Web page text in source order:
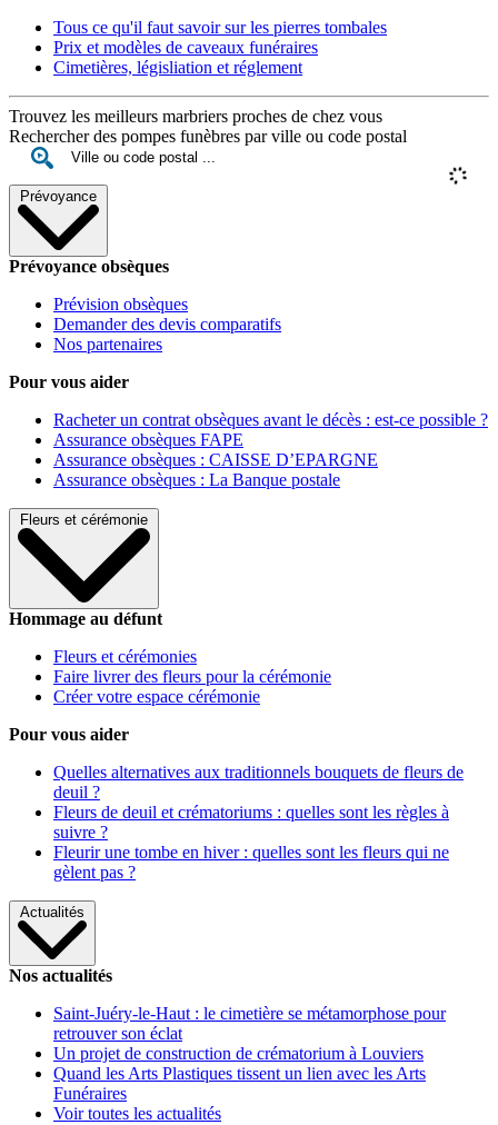
Tous ce qu'il faut savoir sur les pierres tombales
Prix et modèles de caveaux funéraires
Cimetières, législiation et réglement
Trouvez les meilleurs marbriers proches de chez vous
Rechercher des pompes funèbres par ville ou code postal
Prévoyance
Prévoyance obsèques
Prévision obsèques
Demander des devis comparatifs
Nos partenaires
Pour vous aider
Racheter un contrat obsèques avant le décès : est-ce possible ?
Assurance obsèques FAPE
Assurance obsèques : CAISSE D’EPARGNE
Assurance obsèques : La Banque postale
Fleurs et cérémonie
Hommage au défunt
Fleurs et cérémonies
Faire livrer des fleurs pour la cérémonie
Créer votre espace cérémonie
Pour vous aider
Quelles alternatives aux traditionnels bouquets de fleurs de
deuil ?
Fleurs de deuil et crématoriums : quelles sont les règles à
suivre ?
Fleurir une tombe en hiver : quelles sont les fleurs qui ne
gèlent pas ?
Actualités
Nos actualités
Saint-Juéry-le-Haut : le cimetière se métamorphose pour
retrouver son éclat
Un projet de construction de crématorium à Louviers
Quand les Arts Plastiques tissent un lien avec les Arts
Funéraires
Voir toutes les actualités